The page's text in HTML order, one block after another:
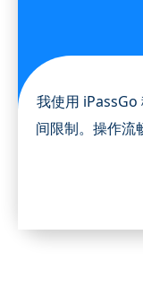
我使用
间限制。操作流